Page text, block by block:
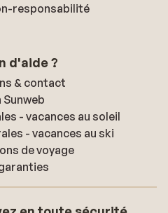
responsabilité
d'aide ?
& contact
Sunweb
- vacances au soleil
- vacances au ski
de voyage